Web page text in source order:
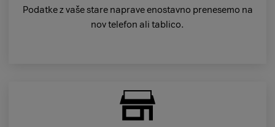
Podatke z vaše stare naprave enostavno prenesemo na
nov telefon ali tablico.